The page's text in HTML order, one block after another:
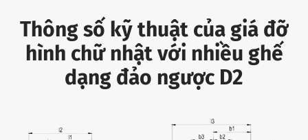
Thông số kỹ thuật của giá đỡ
hình chữ nhật với nhiều ghế
dạng đảo ngược D2